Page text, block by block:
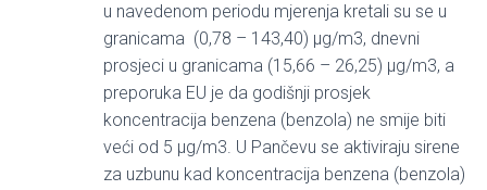
u navedenom periodu mjerenja kretali su se u
granicama (0,78 – 143,40) μg/m3, dnevni
prosjeci u granicama (15,66 – 26,25) μg/m3, a
preporuka EU je da godišnji prosjek
koncentracija benzena (benzola) ne smije biti
veći od 5 μg/m3. U Pančevu se aktiviraju sirene
za uzbunu kad koncentracija benzena (benzola)